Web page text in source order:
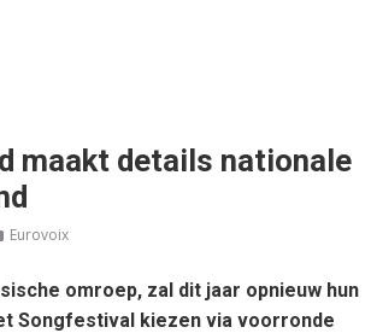
maakt details nationale
Eurovoix
omroep, zal dit jaar opnieuw hun
Songfestival kiezen via voorronde